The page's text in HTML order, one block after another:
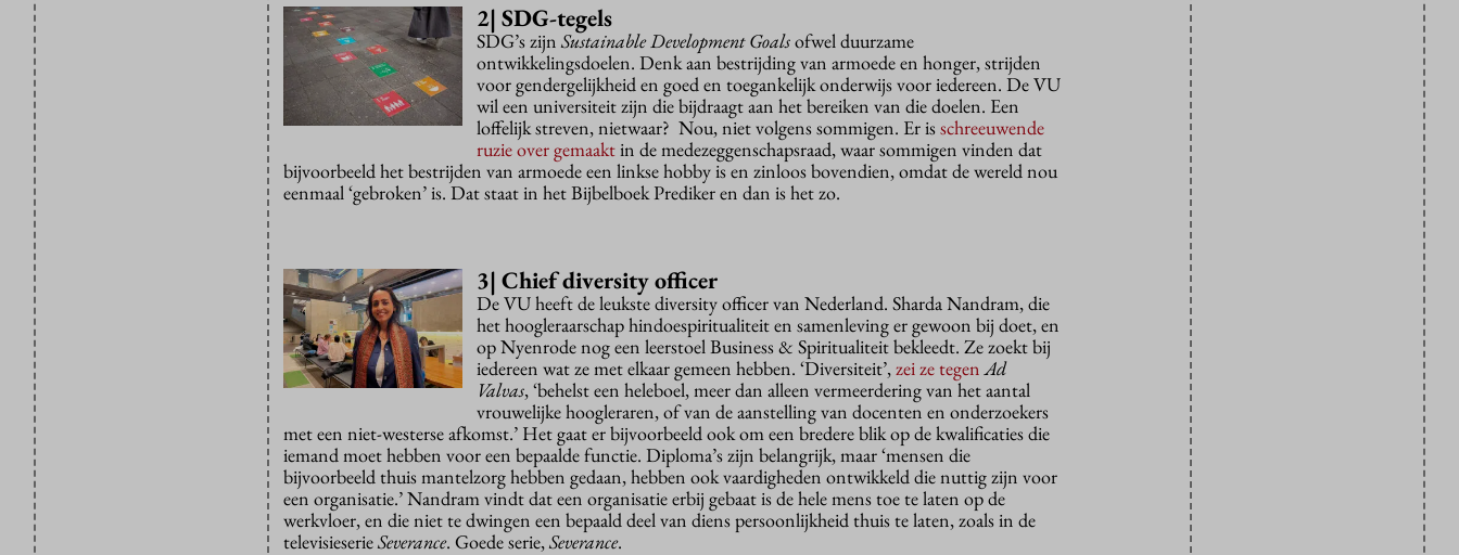
2| SDG-tegels
SDG’s zijn Sustainable Development Goalsofwel duurzame
ontwikkelingsdoelen. Denk aan bestrijding van armoede en honger, strijden
voor gendergelijkheid en goed en toegankelijk onderwijs voor iedereen. De VU
wil een universiteit zijn die bijdraagt aan het bereiken van die doelen. Een
loffelijk streven, nietwaar? Nou, niet volgens sommigen. Er isschreeuwende
ruzie over gemaaktin de medezeggenschapsraad, waar sommigen vinden dat
bijvoorbeeld het bestrijden van armoede een linkse hobby is en zinloos bovendien, omdat de wereld nou
eenmaal ‘gebroken’ is. Dat staat in het Bijbelboek Prediker en dan is het zo.
3| Chief diversity officer
De VU heeft de leukste diversity officer van Nederland. Sharda Nandram, die
het hoogleraarschap hindoespiritualiteit en samenleving er gewoon bij doet, en
op Nyenrode nog een leerstoel Business & Spiritualiteit bekleedt. Ze zoekt bij
iedereen wat ze met elkaar gemeen hebben. ‘Diversiteit’, zei ze tegen Ad
Valvas, ‘behelst een heleboel, meer dan alleen vermeerdering van het aantal
vrouwelijke hoogleraren, of van de aanstelling van docenten en onderzoekers
met een niet-westerse afkomst.’ Het gaat er bijvoorbeeld ook om een bredere blik op de kwalificaties die
iemand moet hebben voor een bepaalde functie. Diploma’s zijn belangrijk, maar ‘mensen die
bijvoorbeeld thuis mantelzorg hebben gedaan, hebben ook vaardigheden ontwikkeld die nuttig zijn voor
een organisatie.’ Nandram vindt dat een organisatie erbij gebaat is de hele mens toe te laten op de
werkvloer, en die niet te dwingen een bepaald deel van diens persoonlijkheid thuis te laten, zoals in de
televisieserieSeverance. Goede serie, Severance.